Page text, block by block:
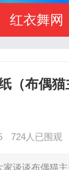
红衣舞网
（布偶
724人已围观
家谈谈布偶猫